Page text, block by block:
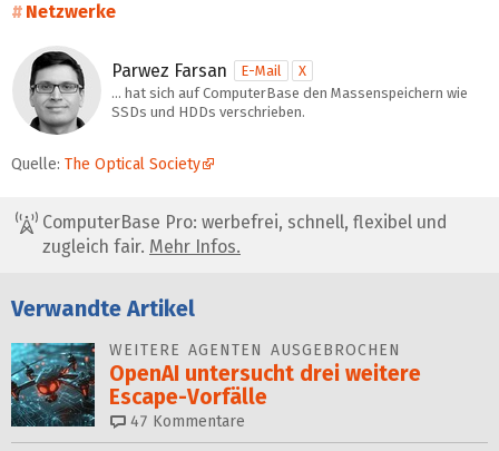
Netzwerke
Parwez Farsan E-Mail
X
… hat sich auf ComputerBase den Massenspeichern wie
SSDs und HDDs verschrieben.
Quelle: The Optical Society
ComputerBase Pro: werbefrei, schnell, flexibel und
zugleich fair. Mehr Infos.
Verwandte Artikel
WEITERE AGENTEN AUSGEBROCHEN
OpenAI untersucht drei weitere
Escape-Vorfälle
47 Kommentare